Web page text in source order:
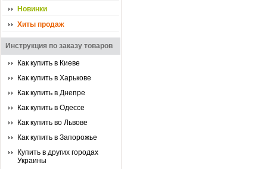
Новинки
Хиты продаж
Инструкция по заказу товаров
Как купить в Киеве
Как купить в Харькове
Как купить в Днепре
Как купить в Одессе
Как купить во Львове
Как купить в Запорожье
Купить в других городах
Украины